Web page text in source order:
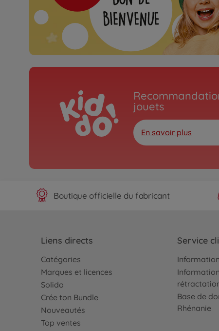
jouets
En savoir plus
Boutique officielle du fabricant
Liens directs
Catégories
Marques et licences
Solido
Crée ton Bundle
Nouveautés
Top ventes
Service
Base de
Rhénanie